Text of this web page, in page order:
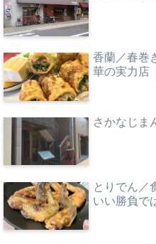
香蘭／春巻
華の実力店
さかなじま
とりでん／
いい勝負で